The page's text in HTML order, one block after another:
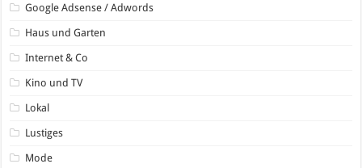
Google Adsense / Adwords
Haus und Garten
Internet & Co
Kino und TV
Lokal
Lustiges
Mode